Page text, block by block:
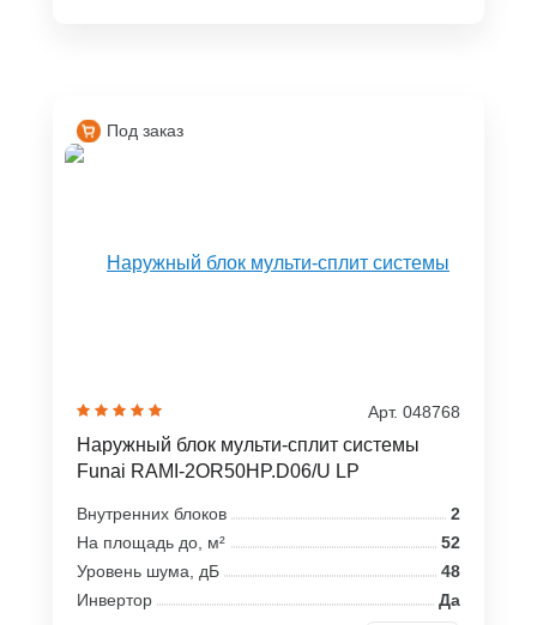
Под заказ
Арт. 048768
Наружный блок мульти-сплит системы
Funai RAMI-2OR50HP.D06/U LP
Внутренних блоков
2
На площадь до, м²
52
Уровень шума, дБ
48
Инвертор
Да